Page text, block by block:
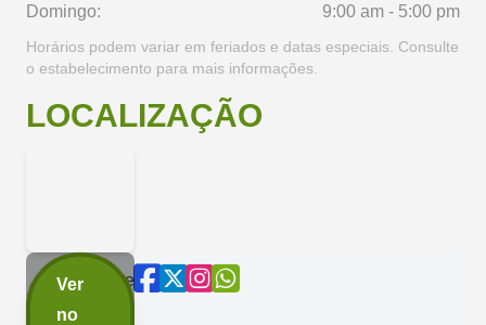
Domingo:
9:00 am - 5:00 pm
Horários podem variar em feriados e datas especiais. Consulte
o estabelecimento para mais informações.
LOCALIZAÇÃO
Ver
no
Compartilhe